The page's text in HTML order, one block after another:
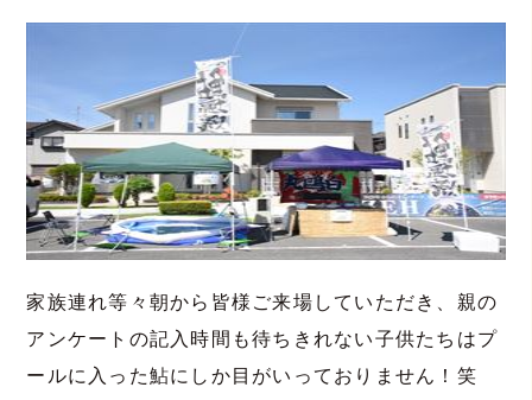
家族連れ等々朝から皆様ご来場していただき、親の
アンケートの記入時間も待ちきれない子供たちはプ
ールに入った鮎にしか目がいっておりません！笑